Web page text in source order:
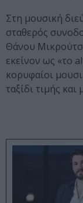
Στη μουσική
σταθερός
Θάνου
εκείνον ως «το
κορυφαίοι
ταξίδι τιμής και